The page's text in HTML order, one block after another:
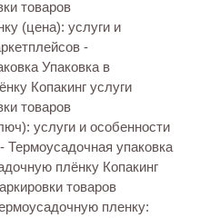
товаров
(цена): услуги и
-
Упаковка в
Копакинг услуги
товаров
услуги и особенности
Термоусадочная упаковка
плёнку Копакинг
товаров
пленку: